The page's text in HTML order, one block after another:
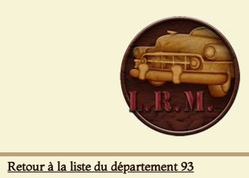
Retour à la liste du département 93